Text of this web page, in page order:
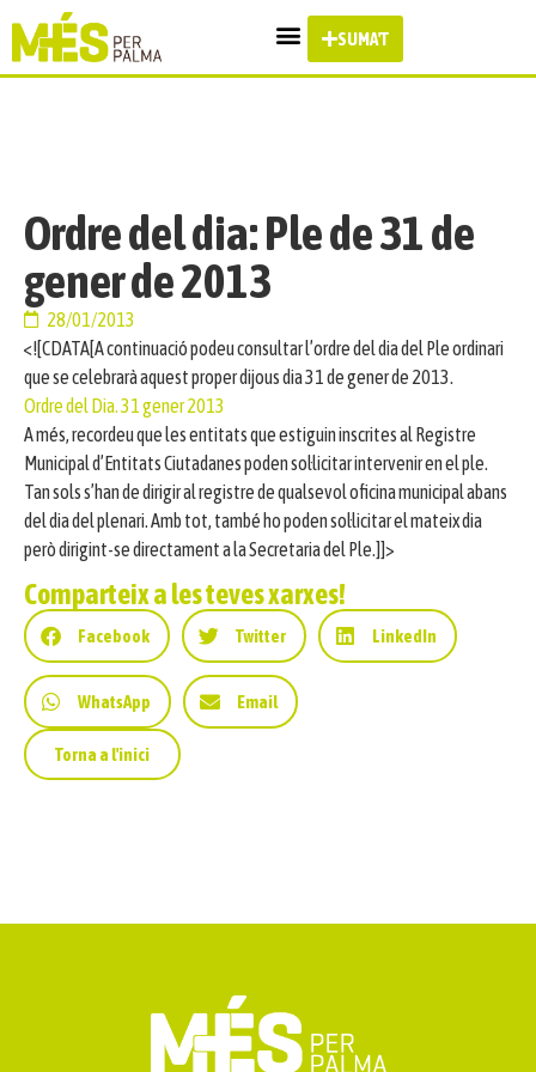
SUMA'T
Ordre del dia: Ple de 31 de
gener de 2013
28/01/2013
<![CDATA[A continuació podeu consultar l’ordre del dia del Ple ordinari
que se celebrarà aquest proper dijous dia 31 de gener de 2013.
Ordre del Dia. 31 gener 2013
A més, recordeu que les entitats que estiguin inscrites al Registre
Municipal d’Entitats Ciutadanes poden sol·licitar intervenir en el ple.
Tan sols s’han de dirigir al registre de qualsevol oficina municipal abans
del dia del plenari. Amb tot, també ho poden sol·licitar el mateix dia
però dirigint-se directament a la Secretaria del Ple.]]>
Comparteix a les teves xarxes!
Facebook Twitter LinkedIn
WhatsApp Email
Torna a l'inici